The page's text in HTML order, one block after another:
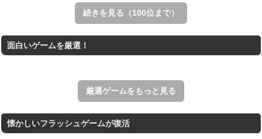
スイカゲームをスクラッチで再現した無料Web版。
リアルな麻雀牌を使う18種類の上海ゲーム。
すべての矢印を画面外へ導くパズルゲーム。
続きを見る（100位まで）
面白いゲームを厳選！
厳選ゲームをもっと見る
懐かしいフラッシュゲームが復活